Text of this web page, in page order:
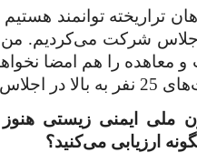
تراریخته توانمند
اجلاس شرکت
و معاهده را هم امضا
است.
ملی ایمنی
ارزیابی می‌کنید؟